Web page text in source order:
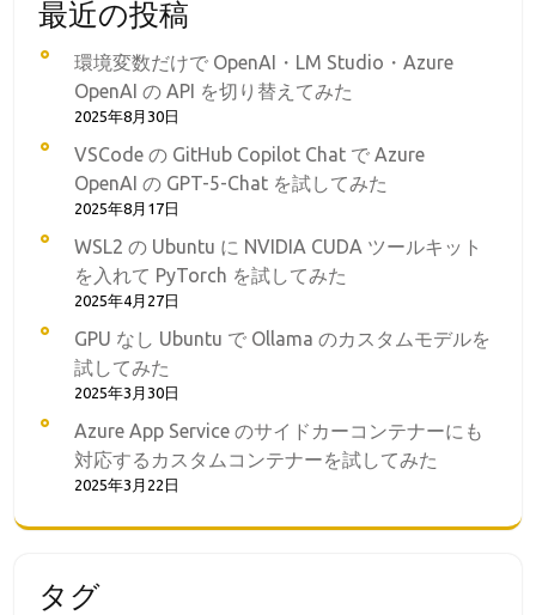
最近の投稿
環境変数だけで OpenAI・LM Studio・Azure
OpenAI の API を切り替えてみた
2025年8月30日
VSCode の GitHub Copilot Chat で Azure
OpenAI の GPT-5-Chat を試してみた
2025年8月17日
WSL2 の Ubuntu に NVIDIA CUDA ツールキット
を入れて PyTorch を試してみた
2025年4月27日
GPU なし Ubuntu で Ollama のカスタムモデルを
試してみた
2025年3月30日
Azure App Service のサイドカーコンテナーにも
対応するカスタムコンテナーを試してみた
2025年3月22日
タグ